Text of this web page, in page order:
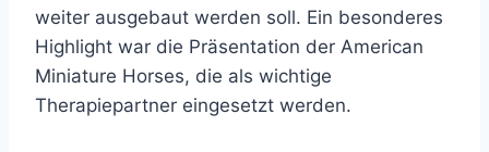
weiter ausgebaut werden soll. Ein besonderes
Highlight war die Präsentation der American
Miniature Horses, die als wichtige
Therapiepartner eingesetzt werden.